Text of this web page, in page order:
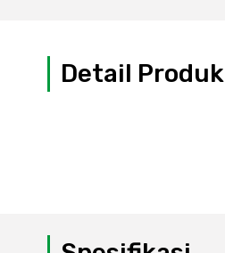
Detail Produk